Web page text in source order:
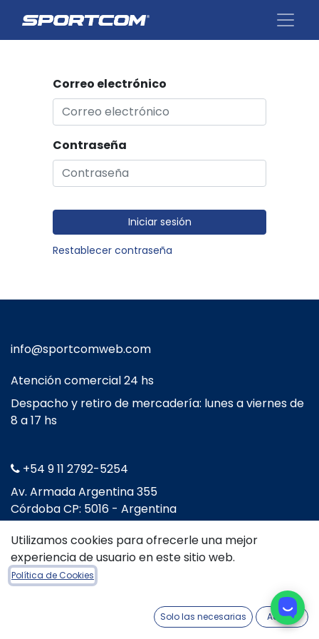
Correo electrónico
Contraseña
Iniciar sesión
Restablecer contraseña
info@sportcomweb.com
Atención comercial 24 hs
Despacho y retiro de mercadería: lunes a viernes de
8 a 17 hs
+54 9 11 2792-5254
​Av. Armada Argentina 355
Córdoba CP: 5016 - Argentina
Utilizamos cookies para ofrecerle una mejor
experiencia de usuario en este sitio web.
Política de Cookies
Solo las necesarias Acepto